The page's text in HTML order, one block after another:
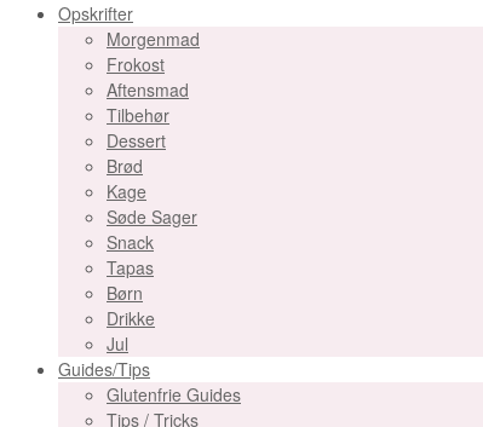
Opskrifter
Morgenmad
Frokost
Aftensmad
Tilbehør
Dessert
Brød
Kage
Søde Sager
Snack
Tapas
Børn
Drikke
Jul
Guides/Tips
Glutenfrie Guides
Tips / Tricks